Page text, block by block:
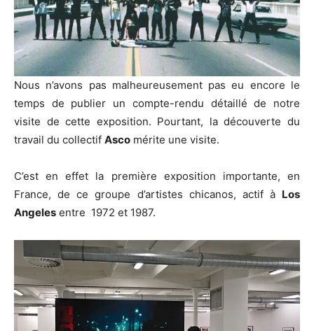
Nous n’avons pas malheureusement pas eu encore le
temps de publier un compte-rendu détaillé de notre
visite de cette exposition. Pourtant, la découverte du
travail du collectif Asco mérite une visite.
C’est en effet la première exposition importante, en
France, de ce groupe d’artistes chicanos, actif à Los
Angeles entre 1972 et 1987.